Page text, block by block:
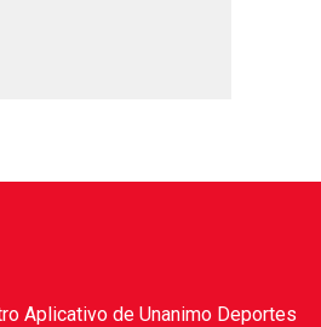
Aplicativo de Unanimo Deportes